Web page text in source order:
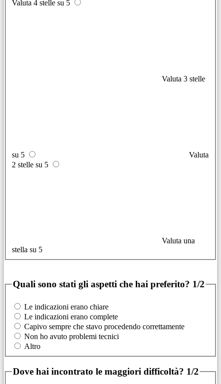
Valuta 4 stelle su 5
Valuta 3 stelle
su 5
Valuta
2 stelle su 5
Valuta una
stella su 5
Quali sono stati gli aspetti che hai preferito? 1/2
Le indicazioni erano chiare
Le indicazioni erano complete
Capivo sempre che stavo procedendo correttamente
Non ho avuto problemi tecnici
Altro
Dove hai incontrato le maggiori difficoltà? 1/2